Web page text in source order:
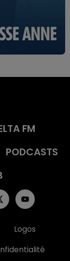
FM
PODCASTS
Logos